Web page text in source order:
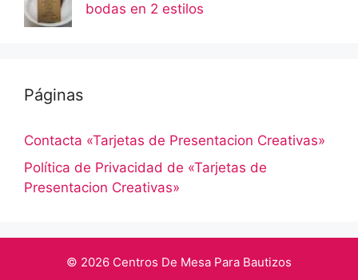
bodas en 2 estilos
Páginas
Contacta «Tarjetas de Presentacion Creativas»
Política de Privacidad de «Tarjetas de
Presentacion Creativas»
© 2026 Centros De Mesa Para Bautizos